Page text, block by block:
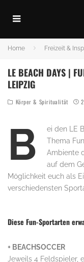
Home Freizeit &
LE BEACH DAYS |
LEIPZIG
Körper & Spiritualität
B
ei den LE
Thema
Ambiente d
auf dem
Möglichkeit euch als
verschiedensten
Diese Fun-Sportarten
+ BEACHSOCCER
Jeweils 4 Feldspieler,